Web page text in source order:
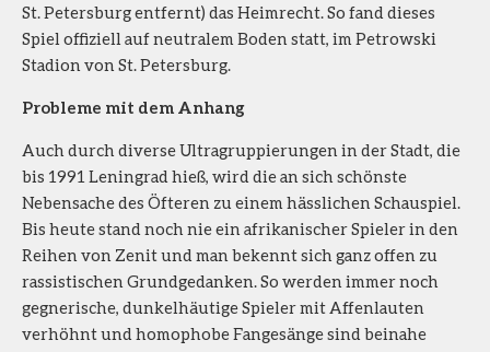
St. Petersburg entfernt) das Heimrecht. So fand dieses
Spiel offiziell auf neutralem Boden statt, im Petrowski
Stadion von St. Petersburg.
Probleme mit dem Anhang
Auch durch diverse Ultragruppierungen in der Stadt, die
bis 1991 Leningrad hieß, wird die an sich schönste
Nebensache des Öfteren zu einem hässlichen Schauspiel.
Bis heute stand noch nie ein afrikanischer Spieler in den
Reihen von Zenit und man bekennt sich ganz offen zu
rassistischen Grundgedanken. So werden immer noch
gegnerische, dunkelhäutige Spieler mit Affenlauten
verhöhnt und homophobe Fangesänge sind beinahe